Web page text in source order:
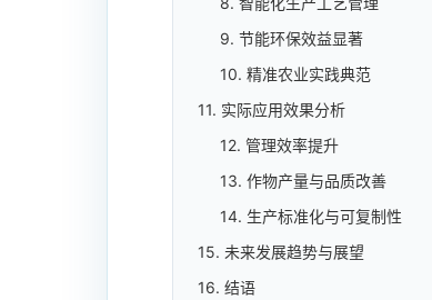
9. 节能环保效益显著
10. 精准农业实践典范
11. 实际应用效果分析
12. 管理效率提升
13. 作物产量与品质改善
14. 生产标准化与可复制性
15. 未来发展趋势与展望
16. 结语